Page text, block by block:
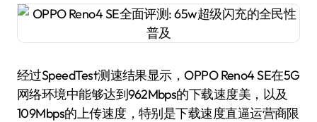
经过SpeedTest测速结果显示，OPPO Reno4 SE在5G
网络环境中能够达到962Mbps的下载速度美，以及
109Mbps的上传速度，特别是下载速度直逼运营商限